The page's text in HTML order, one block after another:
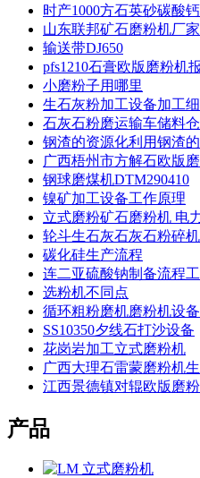
时产1000方石英砂碳酸
山东联邦矿石磨粉机厂
输送带DJ650
pfs1210石膏欧版磨粉机
小磨粉子用哪里
生石灰粉加工设备加工
石灰石粉磨运输车储料
钢渣的资源化利用钢渣
广西梧州市方解石欧版
钢球磨煤机DTM290410
镍矿加工设备工作原理
立式磨粉矿石磨粉机 电
轮斗生石灰石灰石粉碎
碳化硅生产流程
连二亚硫酸钠制备流程
选粉机不同点
循环粗粉磨机磨粉机设备
SS10350夕线石打沙设备
花岗岩加工立式磨粉机
广西大理石雷蒙磨粉机
江西景德镇对辊欧版磨
产品